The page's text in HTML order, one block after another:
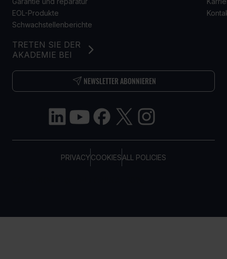
PRIVACYCOOKIESALL POLICIES
TRETEN SIE DER
AKADEMIE BEI
NEWSLETTER ABONNIEREN
EOL-Produkte
Schwachstellenberichte